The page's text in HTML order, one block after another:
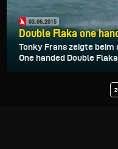
03.06.2015
Double Flaka one
Tonky Frans zeigte
One handed Double